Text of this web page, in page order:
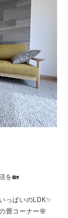
を🏡
っぱいのLDK✨
畳コーナー🌸